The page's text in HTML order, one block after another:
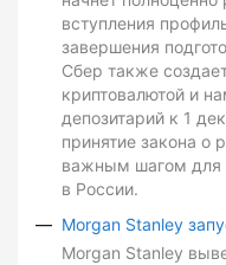
вступления
завершения
Сбер также
криптовалютой и
депозитарий к 1
принятие закона о
важным шагом для
в России.
Morgan Stanley
Morgan Stanley